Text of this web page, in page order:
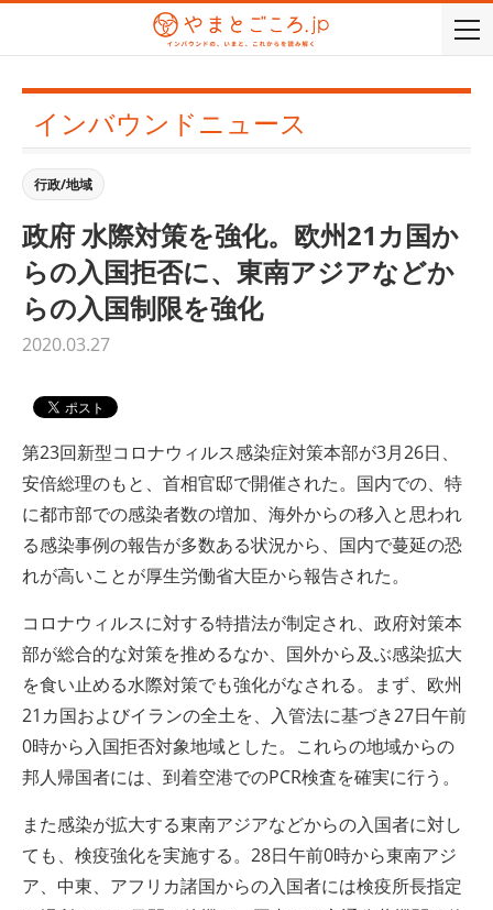
インバウンドニュース
行政/地域
政府 水際対策を強化。欧州21カ国か
らの入国拒否に、東南アジアなどか
らの入国制限を強化
2020.03.27
第23回新型コロナウィルス感染症対策本部が3月26日、
安倍総理のもと、首相官邸で開催された。国内での、特
に都市部での感染者数の増加、海外からの移入と思われ
る感染事例の報告が多数ある状況から、国内で蔓延の恐
れが高いことが厚生労働省大臣から報告された。
コロナウィルスに対する特措法が制定され、政府対策本
部が総合的な対策を推めるなか、国外から及ぶ感染拡大
を食い止める水際対策でも強化がなされる。まず、欧州
21カ国およびイランの全土を、入管法に基づき27日午前
0時から入国拒否対象地域とした。これらの地域からの
邦人帰国者には、到着空港でのPCR検査を確実に行う。
また感染が拡大する東南アジアなどからの入国者に対し
ても、検疫強化を実施する。28日午前0時から東南アジ
ア、中東、アフリカ諸国からの入国者には検疫所長指定